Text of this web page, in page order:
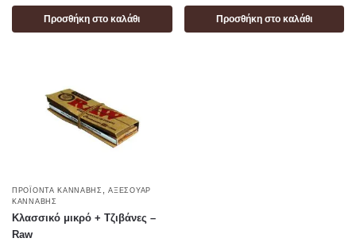
Προσθήκη στο καλάθι Προσθήκη στο καλάθι
ΠΡΟΪΌΝΤΑ ΚΆΝΝΑΒΗΣ ,ΑΞΕΣΟΥΆΡ
ΚΆΝΝΑΒΗΣ
Κλασσικό μικρό + Τζιβάνες –
Raw